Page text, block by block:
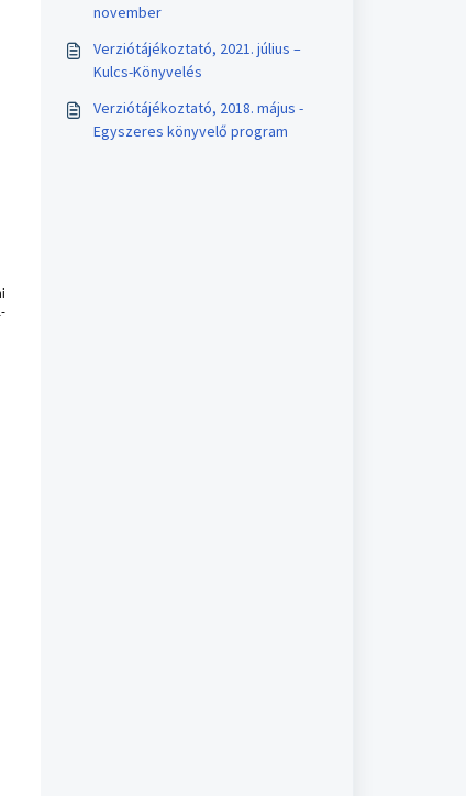
november
Verziótájékoztató, 2021. július –
Kulcs-Könyvelés
Verziótájékoztató, 2018. május -
Egyszeres könyvelő program